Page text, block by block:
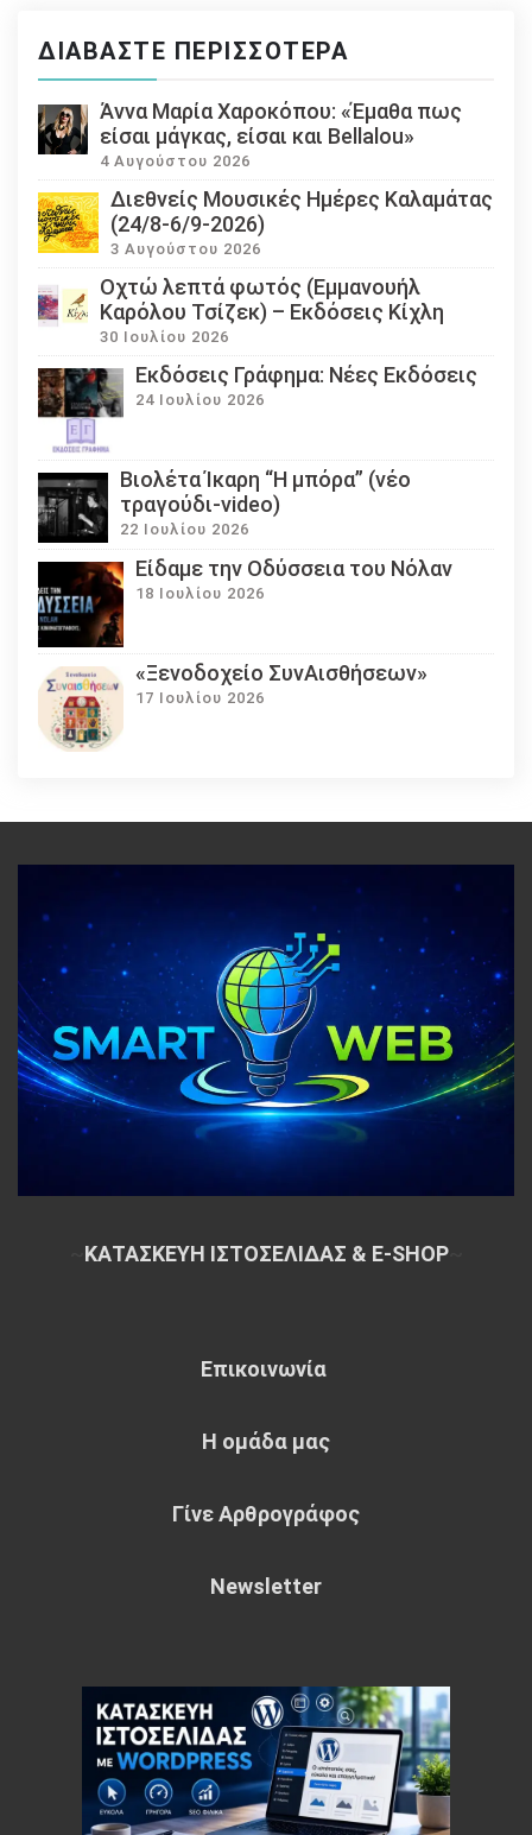
ΔΙΑΒΆΣΤΕ ΠΕΡΙΣΣΌΤΕΡΑ
Άννα Μαρία Χαροκόπου: «Έμαθα πως
είσαι μάγκας, είσαι και Bellalou»
4 Αυγούστου 2026
Διεθνείς Μουσικές Ημέρες Καλαμάτας
(24/8-6/9-2026)
3 Αυγούστου 2026
Οχτώ λεπτά φωτός (Εμμανουήλ
Καρόλου Τσίζεκ) – Εκδόσεις Κίχλη
30 Ιουλίου 2026
Εκδόσεις Γράφημα: Νέες Εκδόσεις
24 Ιουλίου 2026
Βιολέτα Ίκαρη “Η μπόρα” (νέο
τραγούδι-video)
22 Ιουλίου 2026
Eίδαμε την Οδύσσεια του Νόλαν
18 Ιουλίου 2026
«Ξενοδοχείο ΣυνΑισθήσεων»
17 Ιουλίου 2026
ΚΑΤΑΣΚΕΥΗ ΙΣΤΟΣΕΛΙΔΑΣ & E-SHOP~
Επικοινωνία
Η ομάδα μας
Γίνε Αρθρογράφος
Newsletter